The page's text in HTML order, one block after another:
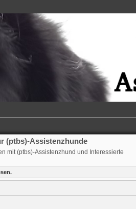
(ptbs)-Assistenzhunde
mit (ptbs)-Assistenzhund und Interessierte